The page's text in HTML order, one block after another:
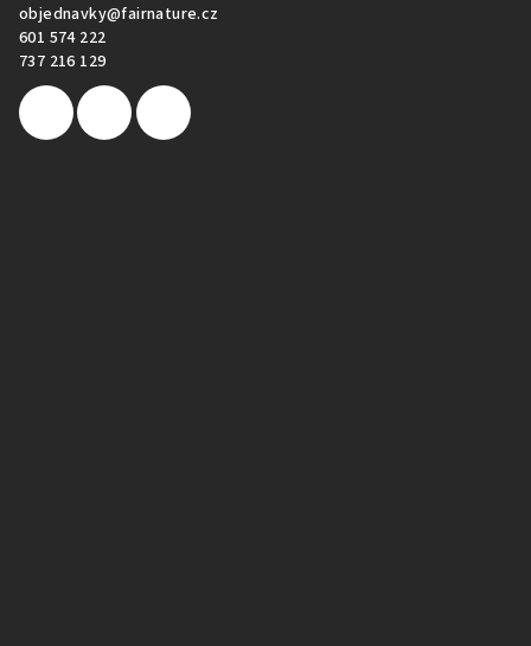
objednavky@fairnature.cz
601 574 222
737 216 129